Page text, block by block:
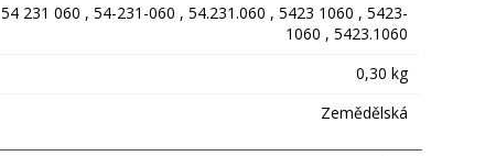
54 231 060 , 54-231-060 , 54.231.060 , 5423 1060 , 5423-
1060 , 5423.1060
0,30 kg
Zemědělská